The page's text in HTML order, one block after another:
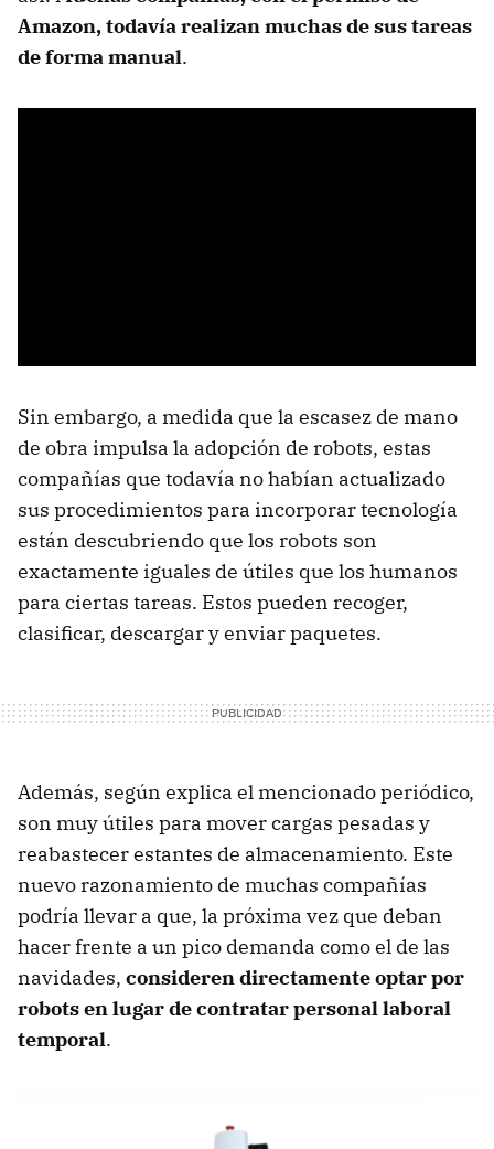
Amazon, todavía realizan muchas de sus tareas
de forma manual.
Sin embargo, a medida que la escasez de mano
de obra impulsa la adopción de robots, estas
compañías que todavía no habían actualizado
sus procedimientos para incorporar tecnología
están descubriendo que los robots son
exactamente iguales de útiles que los humanos
para ciertas tareas. Estos pueden recoger,
clasificar, descargar y enviar paquetes.
Además, según explica el mencionado periódico,
son muy útiles para mover cargas pesadas y
reabastecer estantes de almacenamiento. Este
nuevo razonamiento de muchas compañías
podría llevar a que, la próxima vez que deban
hacer frente a un pico demanda como el de las
navidades, consideren directamente optar por
robots en lugar de contratar personal laboral
temporal.